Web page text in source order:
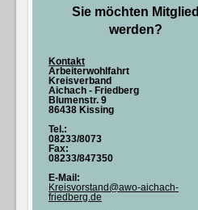
Sie möchten Mitglied
werden?
Kontakt
Arbeiterwohlfahrt
Kreisverband
Aichach - Friedberg
Blumenstr. 9
86438 Kissing
Tel.:
08233/8073
Fax:
08233/847350
E-Mail:
Kreisvorstand@awo-aichach-
friedberg.de